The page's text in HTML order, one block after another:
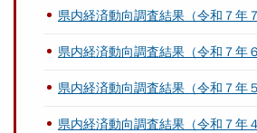
県内経済動向調査結果（令和７年
県内経済動向調査結果（令和７年
県内経済動向調査結果（令和７年
県内経済動向調査結果（令和７年